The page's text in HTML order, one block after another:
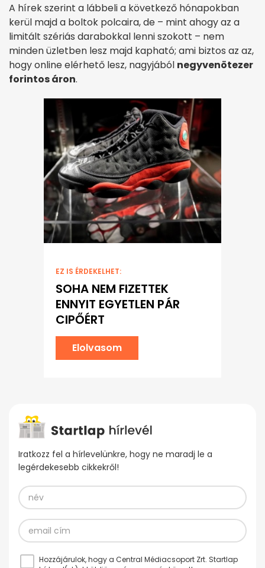
A hírek szerint a lábbeli a következő hónapokban
kerül majd a boltok polcaira, de – mint ahogy az a
limitált szériás darabokkal lenni szokott – nem
minden üzletben lesz majd kapható; ami biztos az az,
hogy online elérhető lesz, nagyjából negyvenötezer
forintos áron.
EZ IS ÉRDEKELHET:
SOHA NEM FIZETTEK
ENNYIT EGYETLEN PÁR
CIPŐÉRT
Elolvasom
Iratkozz fel a hírlevelünkre, hogy ne maradj le a
legérdekesebb cikkekről!
Hozzájárulok, hogy a Central Médiacsoport Zrt. Startlap